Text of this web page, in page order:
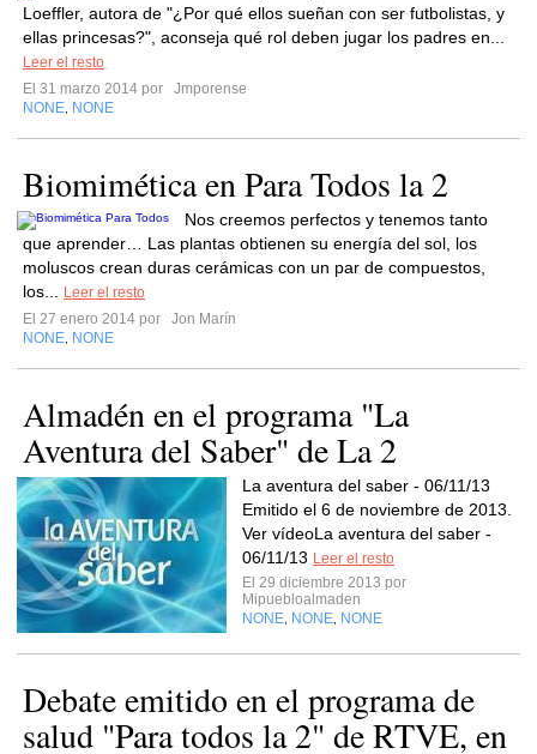
Loeffler, autora de "¿Por qué ellos sueñan con ser futbolistas, y
ellas princesas?", aconseja qué rol deben jugar los padres en...
Leer el resto
El 31 marzo 2014 por
Jmporense
NONE NONE
Biomimética en Para Todos la 2
Nos creemos perfectos y tenemos tanto
que aprender… Las plantas obtienen su energía del sol, los
moluscos crean duras cerámicas con un par de compuestos,
los...
Leer el resto
El 27 enero 2014 por
Jon Marín
NONE NONE
Almadén en el programa "La
Aventura del Saber" de La 2
La aventura del saber - 06/11/13
Emitido el 6 de noviembre de 2013.
Ver vídeoLa aventura del saber -
06/11/13 Leer el resto
El 29 diciembre 2013 por
Mipuebloalmaden
NONE NONE NONE
Debate emitido en el programa de
salud "Para todos la 2" de RTVE, en